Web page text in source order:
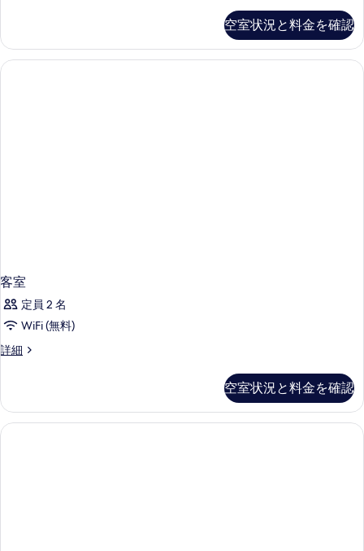
す
る
細
空室状況と料金を確認
客室
定員 2 名
WiFi (無料)
詳細
客
細
空室状況と料金を確認